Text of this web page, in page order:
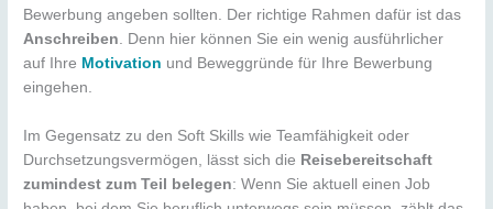
Bewerbung angeben sollten. Der richtige Rahmen dafür ist das
Anschreiben . Denn hier können Sie ein wenig ausführlicher
auf Ihre Motivation und Beweggründe für Ihre Bewerbung
eingehen.
Im Gegensatz zu den Soft Skills wie Teamfähigkeit oder
Durchsetzungsvermögen, lässt sich die Reisebereitschaft
zumindest zum Teil belegen: Wenn Sie aktuell einen Job